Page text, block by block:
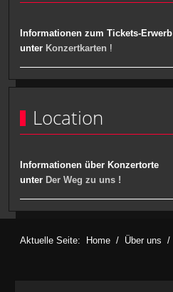
Informationen zum Tickets-Erwerb
unter Konzertkarten !
Location
Informationen über Konzertorte
unter Der Weg zu uns !
Aktuelle Seite: Home Über uns